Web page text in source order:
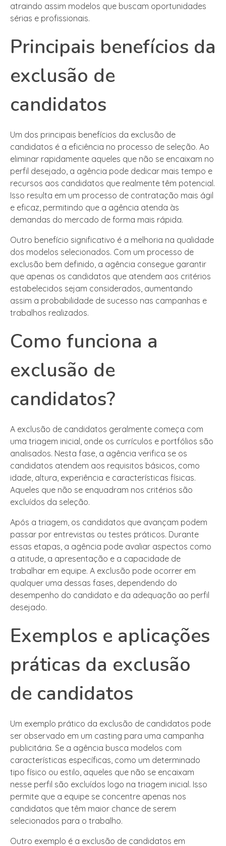
atraindo assim modelos que buscam oportunidades
sérias e profissionais.
Principais benefícios da
exclusão de
candidatos
Um dos principais benefícios da exclusão de
candidatos é a eficiência no processo de seleção. Ao
eliminar rapidamente aqueles que não se encaixam no
perfil desejado, a agência pode dedicar mais tempo e
recursos aos candidatos que realmente têm potencial.
Isso resulta em um processo de contratação mais ágil
e eficaz, permitindo que a agência atenda às
demandas do mercado de forma mais rápida.
Outro benefício significativo é a melhoria na qualidade
dos modelos selecionados. Com um processo de
exclusão bem definido, a agência consegue garantir
que apenas os candidatos que atendem aos critérios
estabelecidos sejam considerados, aumentando
assim a probabilidade de sucesso nas campanhas e
trabalhos realizados.
Como funciona a
exclusão de
candidatos?
A exclusão de candidatos geralmente começa com
uma triagem inicial, onde os currículos e portfólios são
analisados. Nesta fase, a agência verifica se os
candidatos atendem aos requisitos básicos, como
idade, altura, experiência e características físicas.
Aqueles que não se enquadram nos critérios são
excluídos da seleção.
Após a triagem, os candidatos que avançam podem
passar por entrevistas ou testes práticos. Durante
essas etapas, a agência pode avaliar aspectos como
a atitude, a apresentação e a capacidade de
trabalhar em equipe. A exclusão pode ocorrer em
qualquer uma dessas fases, dependendo do
desempenho do candidato e da adequação ao perfil
desejado.
Exemplos e aplicações
práticas da exclusão
de candidatos
Um exemplo prático da exclusão de candidatos pode
ser observado em um casting para uma campanha
publicitária. Se a agência busca modelos com
características específicas, como um determinado
tipo físico ou estilo, aqueles que não se encaixam
nesse perfil são excluídos logo na triagem inicial. Isso
permite que a equipe se concentre apenas nos
candidatos que têm maior chance de serem
selecionados para o trabalho.
Outro exemplo é a exclusão de candidatos em